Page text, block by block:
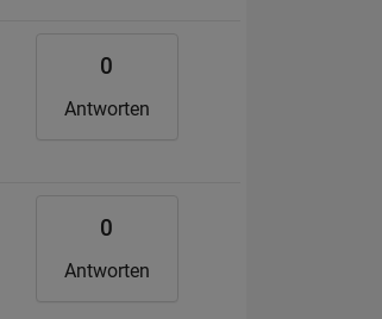
0
Antworten
0
Antworten